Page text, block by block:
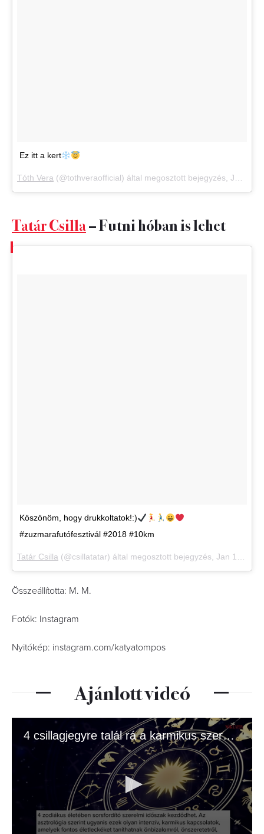
Ez itt a kert
Tóth Vera (@tothveraofficial) által megosztott bejegyzés, Jan 14., 2018, időpont: 3:50 (PST időzóna szerint)
Tatár Csilla– Futni hóban is lehet
Köszönöm, hogy drukkoltatok!:)
#zuzmarafutófesztivál #2018 #10km
Tatár Csilla (@csillatatar) által megosztott bejegyzés, Jan 14., 2018, időpont: 6:36 (PST időzóna szerint)
Összeállította: M. M.
Fotók: Instagram
Nyitókép: instagram.com/katyatompos
Ajánlott videó
4 csillagjegyre talál rá a karmikus szerelem júliusban